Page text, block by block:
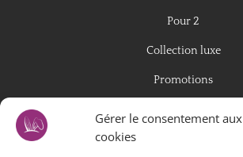
Gérer le consentement aux
cookies
Pour 2
Collection luxe
Promotions
COMMANDES